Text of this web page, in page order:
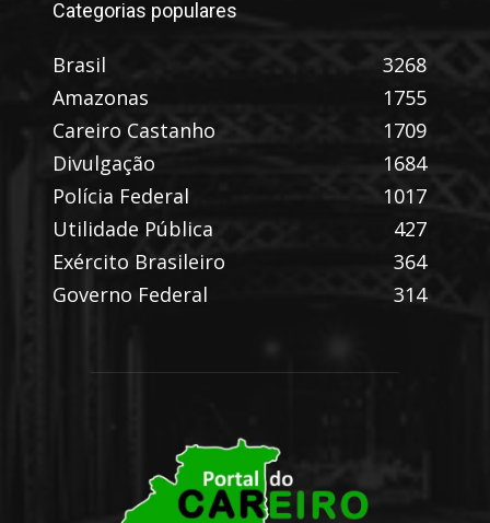
Categorias populares
Brasil
3268
Amazonas
1755
Careiro Castanho
1709
Divulgação
1684
Polícia Federal
1017
Utilidade Pública
427
Exército Brasileiro
364
Governo Federal
314